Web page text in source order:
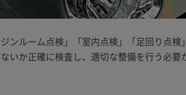
ンルーム点検」「室内点検」「足回り点
いか正確に検査し、適切な整備を行う必